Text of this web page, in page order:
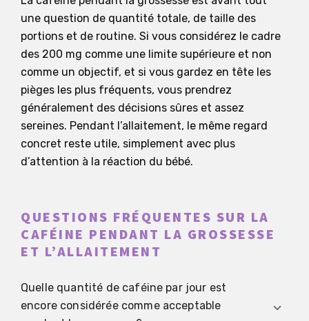
une question de quantité totale, de taille des
portions et de routine. Si vous considérez le cadre
des 200 mg comme une limite supérieure et non
comme un objectif, et si vous gardez en tête les
pièges les plus fréquents, vous prendrez
généralement des décisions sûres et assez
sereines. Pendant l’allaitement, le même regard
concret reste utile, simplement avec plus
d’attention à la réaction du bébé.
QUESTIONS FRÉQUENTES SUR LA
CAFÉINE PENDANT LA GROSSESSE
ET L’ALLAITEMENT
Quelle quantité de caféine par jour est
encore considérée comme acceptable